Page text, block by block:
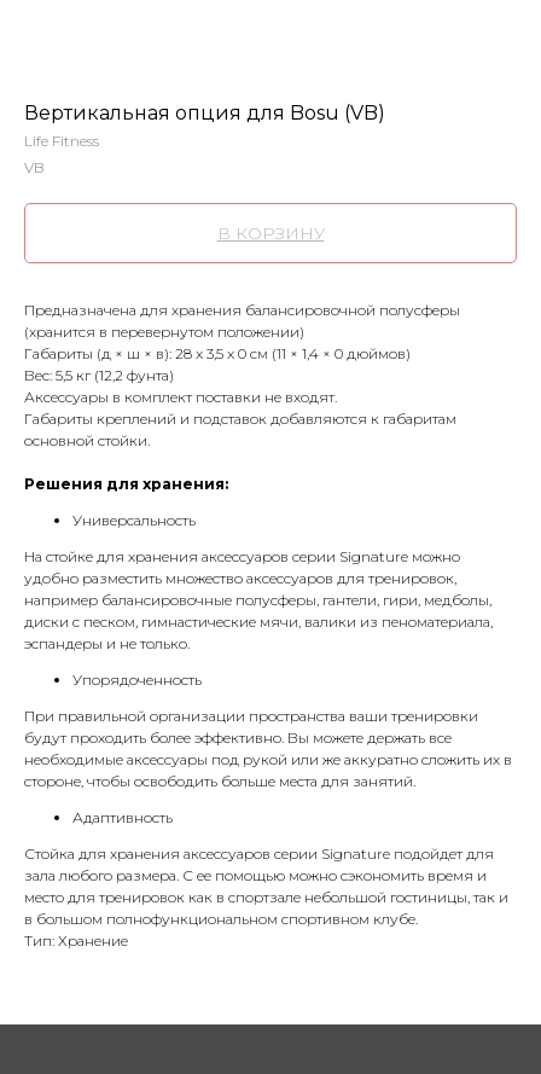
Вертикальная опция для Bosu (VB)
Life Fitness
VB
В КОРЗИНУ
Предназначена для хранения балансировочной полусферы
(хранится в перевернутом положении)
Габариты (д × ш × в): 28 x 3,5 x 0 см (11 × 1,4 × 0 дюймов)
Вес: 5,5 кг (12,2 фунта)
Аксессуары в комплект поставки не входят.
Габариты креплений и подставок добавляются к габаритам
основной стойки.
Решения для хранения:
Универсальность
На стойке для хранения аксессуаров серии Signature можно
удобно разместить множество аксессуаров для тренировок,
например балансировочные полусферы, гантели, гири, медболы,
диски с песком, гимнастические мячи, валики из пеноматериала,
эспандеры и не только.
Упорядоченность
При правильной организации пространства ваши тренировки
будут проходить более эффективно. Вы можете держать все
необходимые аксессуары под рукой или же аккуратно сложить их в
стороне, чтобы освободить больше места для занятий.
Адаптивность
Стойка для хранения аксессуаров серии Signature подойдет для
зала любого размера. С ее помощью можно сэкономить время и
место для тренировок как в спортзале небольшой гостиницы, так и
в большом полнофункциональном спортивном клубе.
Тип: Хранение